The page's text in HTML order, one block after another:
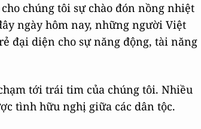
chúng tôi sự chào đón nồng nhiệt
ngày hôm nay, những người Việt
đại diện cho sự năng động, tài năng
tới trái tim của chúng tôi. Nhiều
tình hữu nghị giữa các dân tộc.